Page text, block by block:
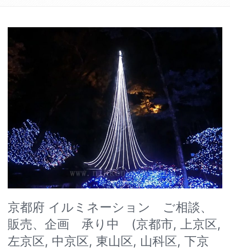
京都府 イルミネーション ご相談、
販売、企画 承り中 (京都市, 上京区,
左京区, 中京区, 東山区, 山科区, 下京